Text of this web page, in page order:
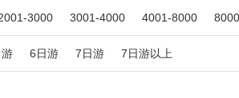
3000 3001-4000 4001-8000
6日游 7日游 7日游以上